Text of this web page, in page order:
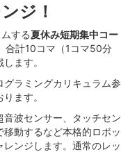
ジ！
する夏休み短期集中コー
合計10コマ（1コマ50分
ます。
ラミングカリキュラム参
ます。
波センサー、タッチセン
動するなど本格的ロボッ
ンジします。通常のレッ